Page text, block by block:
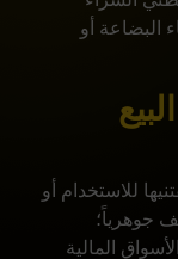
البضاعة أو
للاستخدام أو
جوهرياً؛
المالية